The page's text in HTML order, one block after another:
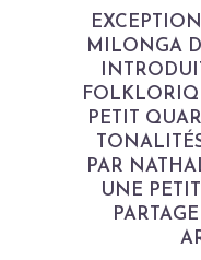
MILONGA
PETIT
PAR
UNE